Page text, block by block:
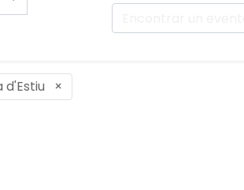
d'Estiu ×